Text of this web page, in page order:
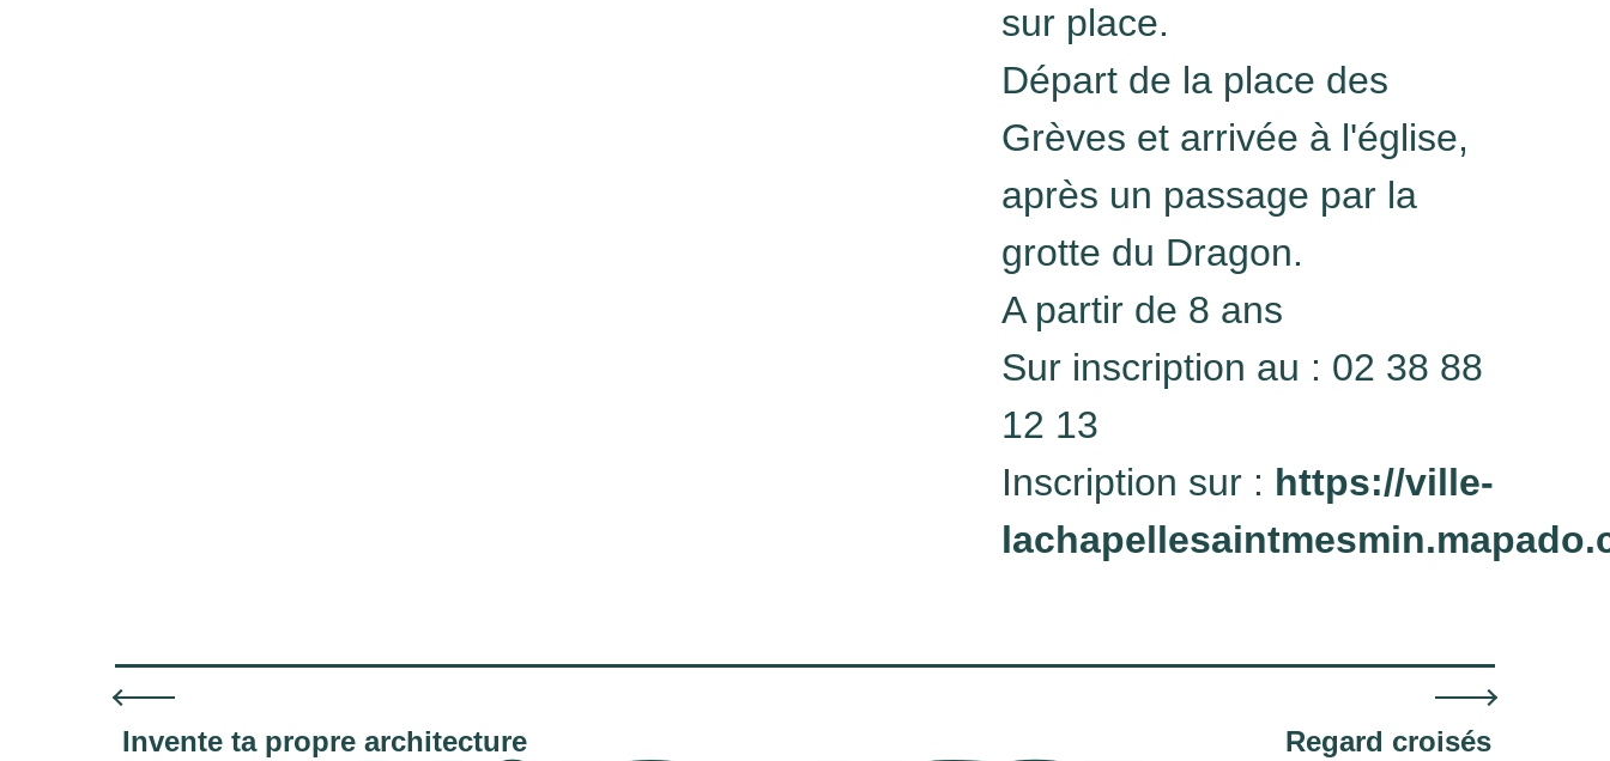
sur place.
Départ de la place des
Grèves et arrivée à l'église,
après un passage par la
grotte du Dragon.
A partir de 8 ans
Sur inscription au : 02 38 88
12 13
Inscription sur : https://ville-
Invente ta propre architecture
Regard croisés